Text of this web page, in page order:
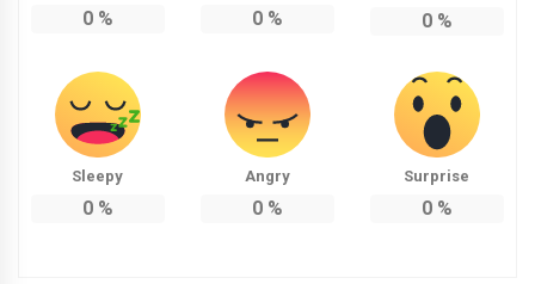
0% 0% 0%
Sleepy
0%
Angry
0%
Surprise
0%